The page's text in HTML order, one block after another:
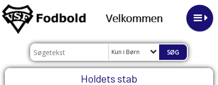
Kun i Børn
Holdets stab